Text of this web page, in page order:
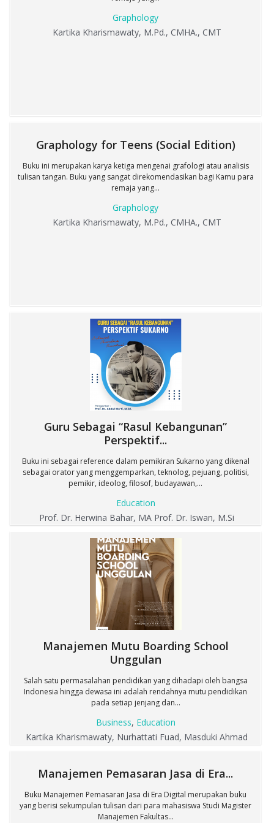
Graphology
Kartika Kharismawaty, M.Pd., CMHA., CMT
Graphology for Teens (Social Edition)
Buku ini merupakan karya ketiga mengenai grafologi atau analisis
tulisan tangan. Buku yang sangat direkomendasikan bagi Kamu para
remaja yang...
Graphology
Kartika Kharismawaty, M.Pd., CMHA., CMT
Guru Sebagai “Rasul Kebangunan”
Perspektif...
Buku ini sebagai reference dalam pemikiran Sukarno yang dikenal
sebagai orator yang menggemparkan, teknolog, pejuang, politisi,
pemikir, ideolog, filosof, budayawan,...
Education
Prof. Dr. Herwina Bahar, MA Prof. Dr. Iswan, M.Si
Manajemen Mutu Boarding School
Unggulan
Salah satu permasalahan pendidikan yang dihadapi oleh bangsa
Indonesia hingga dewasa ini adalah rendahnya mutu pendidikan
pada setiap jenjang dan...
Business, Education
Kartika Kharismawaty, Nurhattati Fuad, Masduki Ahmad
Manajemen Pemasaran Jasa di Era...
Buku Manajemen Pemasaran Jasa di Era Digital merupakan buku
yang berisi sekumpulan tulisan dari para mahasiswa Studi Magister
Manajemen Fakultas...